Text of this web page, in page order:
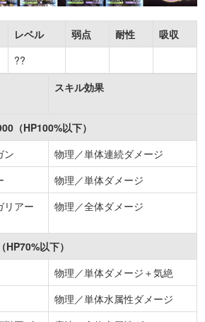
レベル 弱点 耐性
吸収
??
スキル効果
（HP100%以下）
ン
物理／単体連続ダメージ
物理／単体ダメージ
リアー
物理／全体ダメージ
以下）
物理／単体ダメージ＋気絶
物理／単体水属性ダメージ